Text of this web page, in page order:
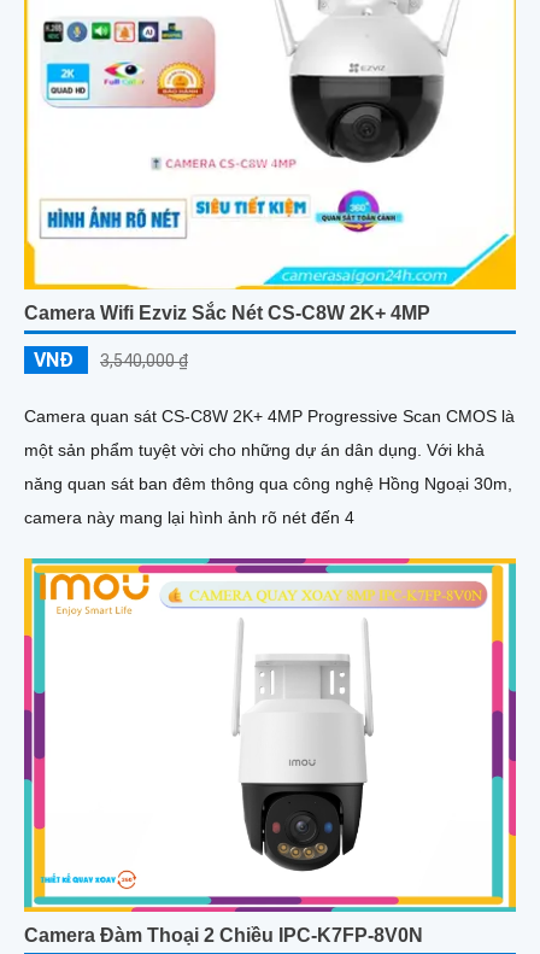
Camera Wifi Ezviz Sắc Nét CS-C8W 2K+ 4MP
VNĐ 3,540,000 ₫
Camera quan sát CS-C8W 2K+ 4MP Progressive Scan CMOS là
một sản phẩm tuyệt vời cho những dự án dân dụng. Với khả
năng quan sát ban đêm thông qua công nghệ Hồng Ngoại 30m,
camera này mang lại hình ảnh rõ nét đến 4
Camera Đàm Thoại 2 Chiều IPC-K7FP-8V0N